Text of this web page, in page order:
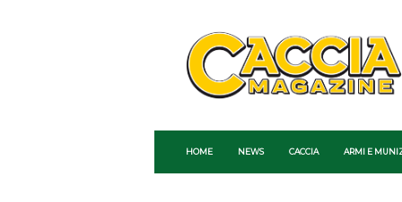
Caccia
Magazine
HOME NEWS CACCIA ARMI E